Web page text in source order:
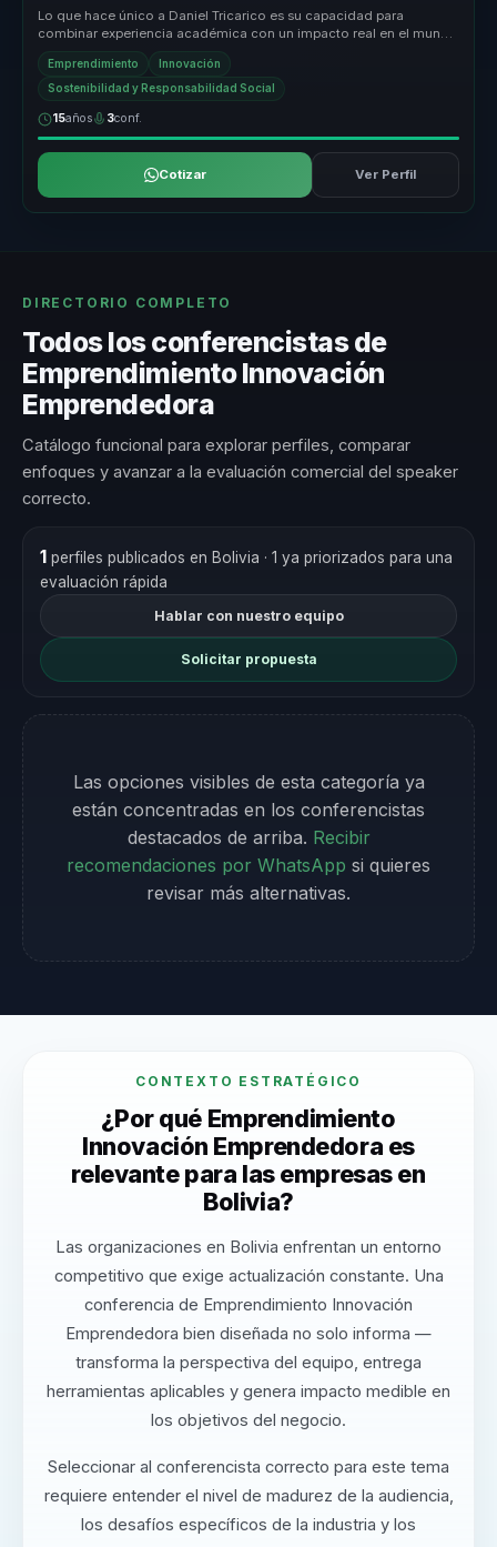
Lo que hace único a Daniel Tricarico es su capacidad para
combinar experiencia académica con un impacto real en el mundo
empresarial. Su ...
Emprendimiento Innovación
Sostenibilidad y Responsabilidad Social
15años 3conf.
Cotizar Ver Perfil
DIRECTORIO COMPLETO
Todos los conferencistas de
Emprendimiento Innovación
Emprendedora
Catálogo funcional para explorar perfiles, comparar
enfoques y avanzar a la evaluación comercial del speaker
correcto.
1 perfiles publicados en Bolivia · 1 ya priorizados para una
evaluación rápida
Hablar con nuestro equipo
Solicitar propuesta
Las opciones visibles de esta categoría ya
están concentradas en los conferencistas
destacados de arriba. Recibir
recomendaciones por WhatsApp si quieres
revisar más alternativas.
CONTEXTO ESTRATÉGICO
¿Por qué Emprendimiento
Innovación Emprendedora es
relevante para las empresas en
Bolivia?
Las organizaciones en Bolivia enfrentan un entorno
competitivo que exige actualización constante. Una
conferencia de Emprendimiento Innovación
Emprendedora bien diseñada no solo informa —
transforma la perspectiva del equipo, entrega
herramientas aplicables y genera impacto medible en
los objetivos del negocio.
Seleccionar al conferencista correcto para este tema
requiere entender el nivel de madurez de la audiencia,
los desafíos específicos de la industria y los